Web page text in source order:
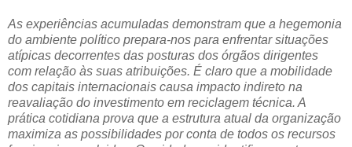
As experiências acumuladas demonstram que a hegemonia
do ambiente político prepara-nos para enfrentar situações
atípicas decorrentes das posturas dos órgãos dirigentes
com relação às suas atribuições. É claro que a mobilidade
dos capitais internacionais causa impacto indireto na
reavaliação do investimento em reciclagem técnica. A
prática cotidiana prova que a estrutura atual da organização
maximiza as possibilidades por conta de todos os recursos